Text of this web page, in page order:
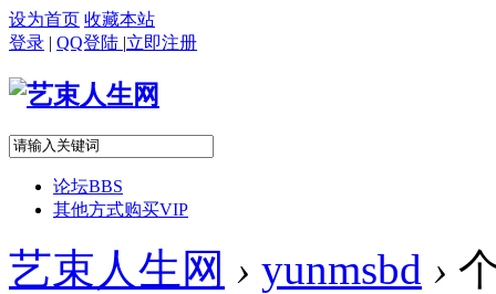
设为首页 收藏本站
登录 | QQ登陆 |立即注册
论坛BBS
其他方式购买VIP
艺束人生网 › yunmsbd ›